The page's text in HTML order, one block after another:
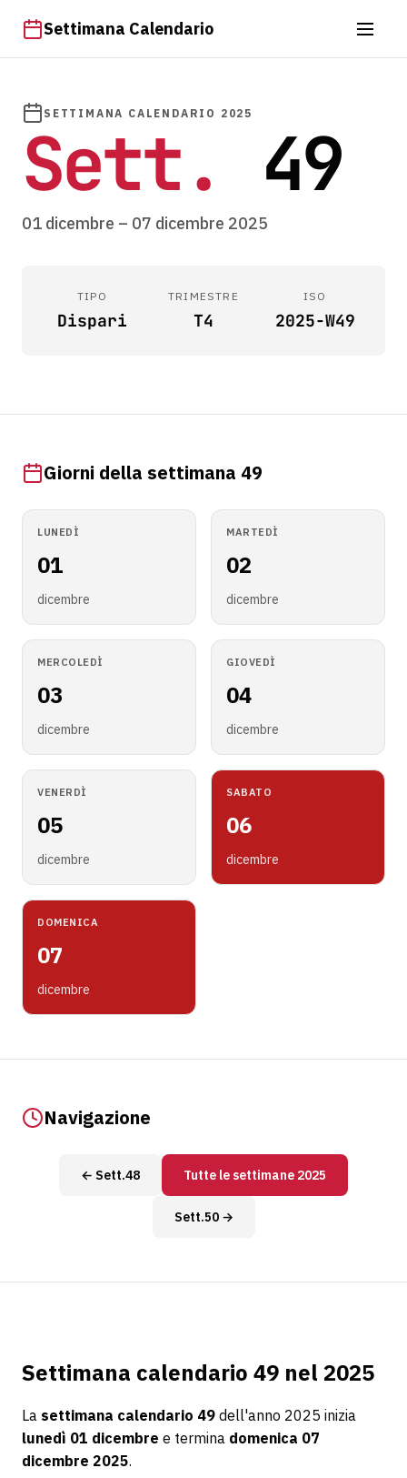
Settimana Calendario
SETTIMANA CALENDARIO 2025
Sett. 49
01 dicembre – 07 dicembre 2025
TIPO
Dispari
TRIMESTRE
T4
ISO
2025-W49
Giorni della settimana 49
LUNEDÌ
01
dicembre
MARTEDÌ
02
dicembre
MERCOLEDÌ
03
dicembre
GIOVEDÌ
04
dicembre
VENERDÌ
05
dicembre
SABATO
06
dicembre
DOMENICA
07
dicembre
Navigazione
← Sett.48 Tutte le settimane 2025
Sett.50 →
Settimana calendario 49 nel 2025
La settimana calendario 49 dell'anno 2025 inizia
lunedì 01 dicembre e termina domenica 07
dicembre 2025.